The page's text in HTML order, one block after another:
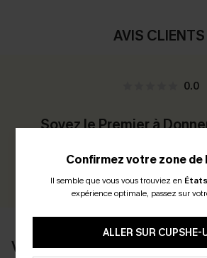
AVIS CLIENTS
0.0
Soyez le Premier à
Gagnez 30+ points pour chaque avis
VOUS AIMERIEZ AUSSI
Confirmez votre zone de
Il semble que vous vous trouviez en
expérience optimale, passez sur
ALLER SUR CUPSHE-